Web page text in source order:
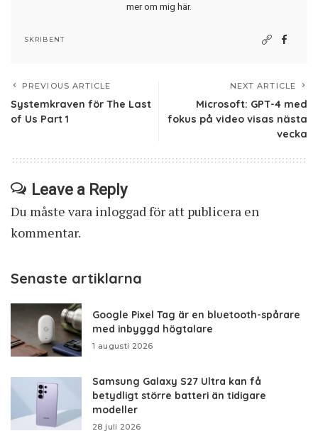
mer om mig här.
SKRIBENT
PREVIOUS ARTICLE
Systemkraven för The Last
of Us Part 1
NEXT ARTICLE
Microsoft: GPT-4 med
fokus på video visas nästa
vecka
Leave a Reply
Du måste vara inloggadför att publicera en
kommentar.
Senaste artiklarna
Google Pixel Tag är en bluetooth-spårare
med inbyggd högtalare
1 augusti 2026
Samsung Galaxy S27 Ultra kan få
betydligt större batteri än tidigare
modeller
28 juli 2026